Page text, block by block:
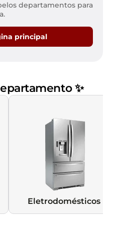
departamentos para
principal
✨
Eletrodomésticos